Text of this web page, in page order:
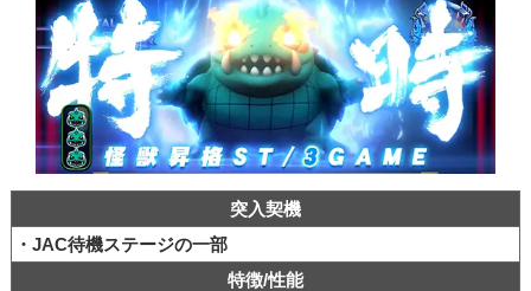
突入契機
・JAC待機ステージの一部
特徴/性能